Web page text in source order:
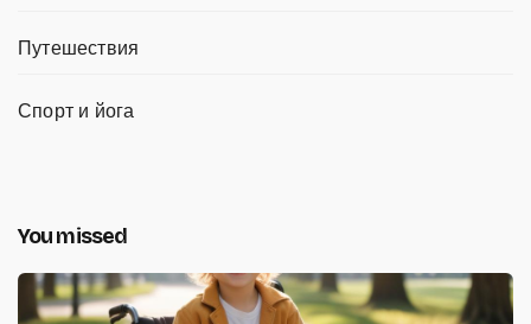
Путешествия
Спорт и йога
You missed